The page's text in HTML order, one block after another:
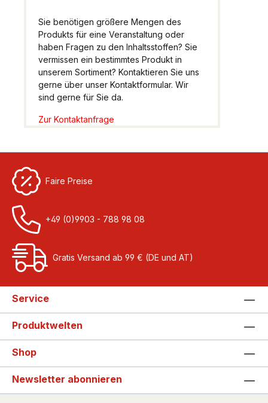
Sie benötigen größere Mengen des
Produkts für eine Veranstaltung oder
haben Fragen zu den Inhaltsstoffen? Sie
vermissen ein bestimmtes Produkt in
unserem Sortiment? Kontaktieren Sie uns
gerne über unser Kontaktformular. Wir
sind gerne für Sie da.
Zur Kontaktanfrage
Faire Preise
+49 (0)9903 - 788 98 08
Gratis Versand ab 99 € (DE und AT)
Service
Produktwelten
Shop
Newsletter abonnieren